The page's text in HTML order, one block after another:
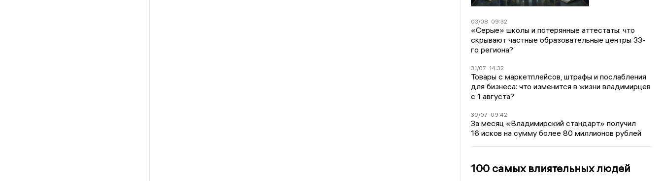
03/08 09:32
«Серые» школы и потерянные аттестаты: что
скрывают частные образовательные центры 33-
го региона?
31/07 14:32
Товары с маркетплейсов, штрафы и послабления
для бизнеса: что изменится в жизни владимирцев
с 1 августа?
30/07 09:42
За месяц «Владимирский стандарт» получил
16 исков на сумму более 80 миллионов рублей
100 самых влиятельных людей